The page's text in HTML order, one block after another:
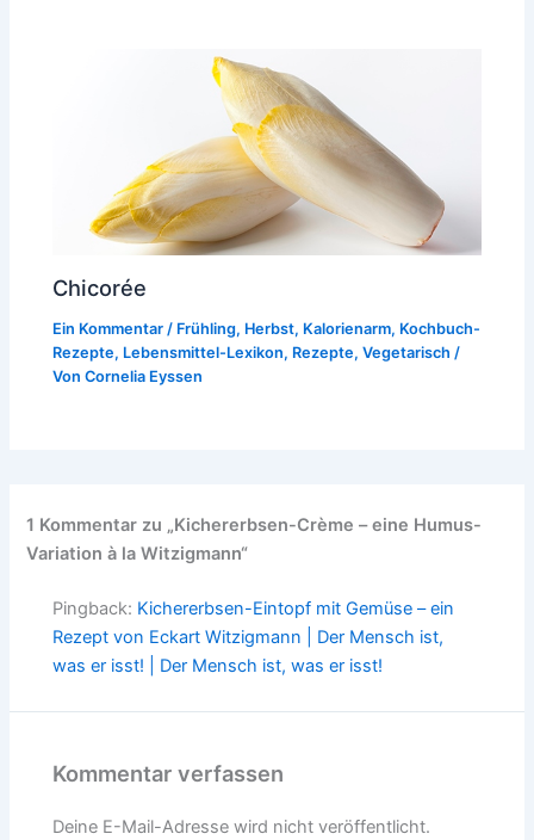
Chicorée
Ein Kommentar / Frühling, Herbst, Kalorienarm, Kochbuch-
Rezepte, Lebensmittel-Lexikon, Rezepte,Vegetarisch /
VonCornelia Eyssen
1 Kommentar zu „Kichererbsen-Crème – eine Humus-
Variation à la Witzigmann“
Pingback: Kichererbsen-Eintopf mit Gemüse – ein
Rezept von Eckart Witzigmann | Der Mensch ist,
was er isst! | Der Mensch ist, was er isst!
Kommentar verfassen
Deine E-Mail-Adresse wird nicht veröffentlicht.